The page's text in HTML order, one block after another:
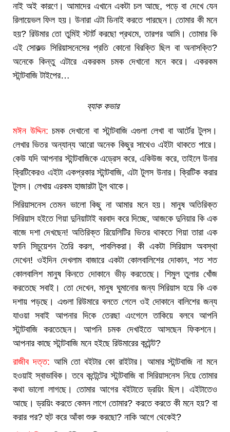
নাই অই কারণে। আমাদের এখানে একটা চল আছে, পড়ে বা দেখে যেন
রিলায়েভল ফিল হয়। উনারা এটা ডিনাই করতে পারছেন। তোমার কী মনে
হয়? রিউমার তো তুমিই স্টার্ট করছো প্রথমে, তারপর আমি। তোমার কি
এই সোকল্ড সিরিয়াসনেসের প্রতি কোনো বিরক্তি ছিল বা অনাসক্তি?
অনেকে কিন্তু এটারে একরকম চমক দেখানো মনে করে। একরকম
স্টান্টবাজি টাইপের…
ব্যাক কভার
মঈন উদ্দিন: চমক দেখানো বা স্টান্টবাজি এগুলা লেখা বা আর্টের টুলস।
লেখার ভিতর অন্যান্য আরো অনেক কিছুর সাথেও এইটা থাকতে পারে।
কেউ যদি আপনার স্টান্টবাজিকে এড্রেস করে, একিউজ করে, তাইলে উনার
ক্রিটিকেরও এইটা একপ্রকার স্টান্টবাজি, এটা টুলস উনার। ক্রিটিক করার
টুলস। লেখায় এরকম হাজারটা টুল থাকে।
সিরিয়াসনেস তেমন ভালো কিছু না আমার মনে হয়। মানুষ অতিরিক্ত
সিরিয়াস হইতে গিয়া দুনিয়াটাই বরবাদ করে দিচ্ছে, আজকে দুনিয়ার কি এক
বাজে দশা দেখছেন! অতিরিক্ত রিয়েলিটির ভিতর থাকতে গিয়া তারা এক
ফানি সিচুয়েশন তৈরি করল, পাবলিকরা। কী একটা সিরিয়াস অবস্থা
দেখেন! ওইদিন দেখলাম বাজারে একটা কোলবালিশের দোকান, শত শত
কোলবালিশ মানুষ কিনতে দোকানে ভীড় করতেছে। শিমুল তুলার খোঁজ
করতেছে সবাই। তো দেখেন, মানুষ ঘুমানোর জন্য সিরিয়াস হয়ে কি এক
দশায় পড়ছে। এগুলা রিউমারে বলতে গেলে ওই দোকানে বালিশের জন্য
যাওয়া সবাই আপনার দিকে তেরছা এংগেলে তাকিয়ে বলবে আপনি
স্টান্টবাজি করতেছেন। আপনি চমক দেখাইতে আসছেন ফিকশনে।
আপনার কাছে স্টান্টবাজি মনে হইছে রিউমারের কন্টেন্ট?
রাজীব দত্ত: আমি তো বইটার কো রাইটার। আমার স্টান্টবাজি না মনে
হওয়াই স্বাভাবিক। তবে কন্টেন্টের স্টান্টবাজি বা সিরিয়াসনেস নিয়ে তোমার
কথা ভালো লাগছে। তোমার আগের বইটাতে ড্রয়িং ছিল। এইটাতেও
আছে। ড্রয়িং করতে কেমন লাগে তোমার? করতে করতে কী মনে হয়? বা
করার পর? হুট করে আঁকা শুরু করছো? নাকি আগে থেকেই?